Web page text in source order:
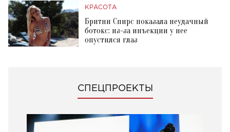
КРАСОТА
Бритни Спирс показала неудачный
ботокс: из-за инъекции у нее
опустился глаз
СПЕЦПРОЕКТЫ